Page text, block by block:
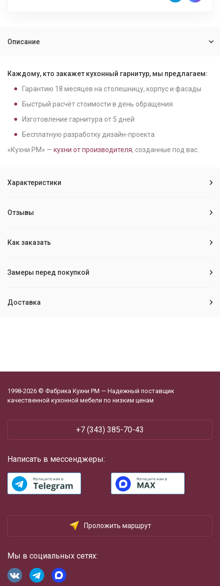
Описание
Каждому, кто закажет кухонный гарнитур, мы предлагаем:
Гарантию 18 месяцев на столешницу, корпус и фасады
Быстрый расчёт стоимости в день обращения
Изготовление гарнитура от 5 дней
Бесплатную разработку дизайн-проекта
«Кухни РМ» — кухни от производителя, созданные под вас.
Характеристики
Отзывы
Как заказать
Замеры перед покупкой
Доставка
1998-2026 © Фабрика Кухни РМ — Надежный поставщик
качественной кухонной мебели по низким ценам
+7 (343) 385-70-43
Написать в мессенджеры:
Проложить маршрут
Мы в социальных сетях: